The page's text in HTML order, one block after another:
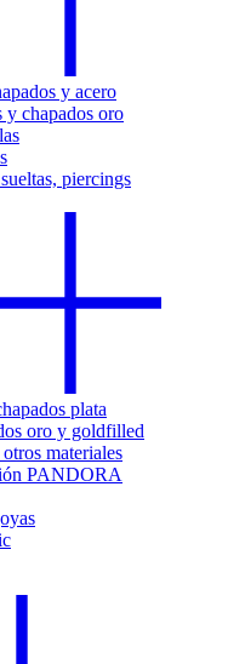
y acero
y chapados oro
piercings
plata
oro y goldfilled
materiales
PANDORA